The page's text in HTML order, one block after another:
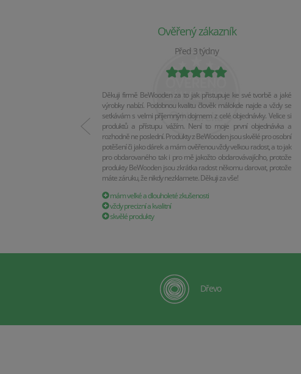
Ověřený zákazník
Před 3 týdny
Děkuji firmě BeWooden za to jak přistupuje ke své tvorbě a jaké
výrobky nabízí. Podobnou kvalitu člověk málokde najde a vždy se
setkávám s velmi příjemným dojmem z celé objednávky. Velice si
produktů a přístupu vážím. Není to moje první objednávka a
rozhodně ne poslední. Produkty z BeWooden jsou skvělé pro osobní
potěšení či jako dárek a mám ověřenou vždy velkou radost, a to jak
pro obdarovaného tak i pro mě jakožto obdarovávajícího, protože
produkty BeWooden jsou zkrátka radost někomu darovat, protože
máte záruku, že nikdy nezklamete. Děkuji za vše!
mám velké a dlouholeté zkušenosti
vždy precizní a kvalitní
skvělé produkty
Dřevo